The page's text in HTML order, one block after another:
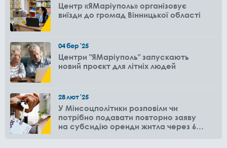
Центр «ЯМаріуполь» організовує
виїзди до громад Вінницької області
04бер'25
Центри "ЯМаріуполь" запускають
новий проєкт для літніх людей
28лют'25
У Мінсоцполітики розповіли чи
потрібно подавати повторно заяву
на субсидію оренди житла через 6